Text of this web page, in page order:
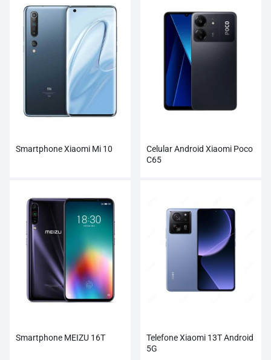
Smartphone Xiaomi Mi 10
Celular Android Xiaomi Poco
C65
Smartphone MEIZU 16T
Telefone Xiaomi 13T Android
5G